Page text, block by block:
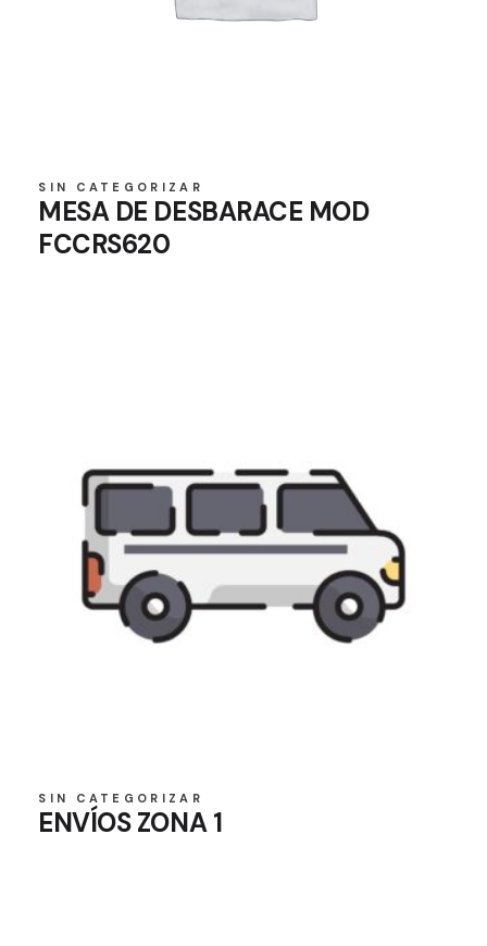
SIN CATEGORIZAR
MESA DE DESBARACE MOD
FCCRS620
SIN CATEGORIZAR
ENVÍOS ZONA 1